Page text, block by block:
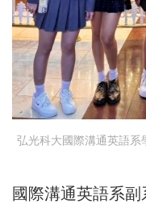
弘光科大國際溝通英語系
國際溝通英語系